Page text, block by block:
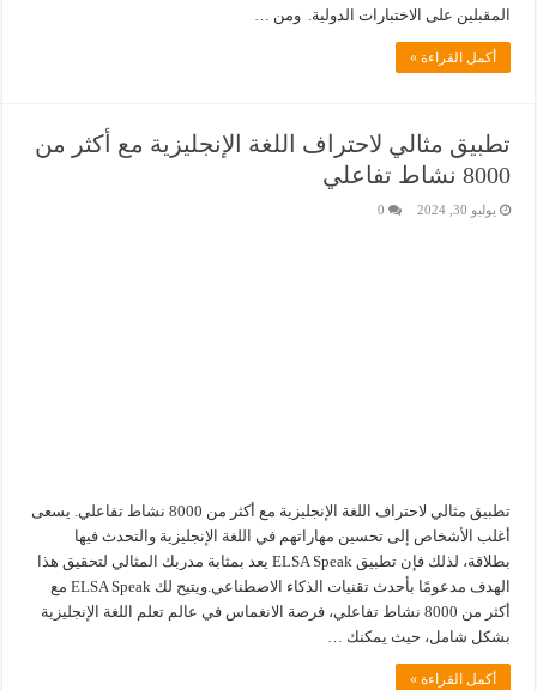
المقبلين على الاختبارات الدولية. ومن …
أكمل القراءة »
تطبيق مثالي لاحتراف اللغة الإنجليزية مع أكثر من
8000 نشاط تفاعلي
يوليو 30, 2024 0
تطبيق مثالي لاحتراف اللغة الإنجليزية مع أكثر من 8000 نشاط تفاعلي. يسعى
أغلب الأشخاص إلى تحسين مهاراتهم في اللغة الإنجليزية والتحدث فيها
بطلاقة، لذلك فإن تطبيق ELSA Speak يعد بمثابة مدربك المثالي لتحقيق هذا
الهدف مدعومًا بأحدث تقنيات الذكاء الاصطناعي.ويتيح لك ELSA Speak مع
أكثر من 8000 نشاط تفاعلي، فرصة الانغماس في عالم تعلم اللغة الإنجليزية
بشكل شامل، حيث يمكنك …
أكمل القراءة »